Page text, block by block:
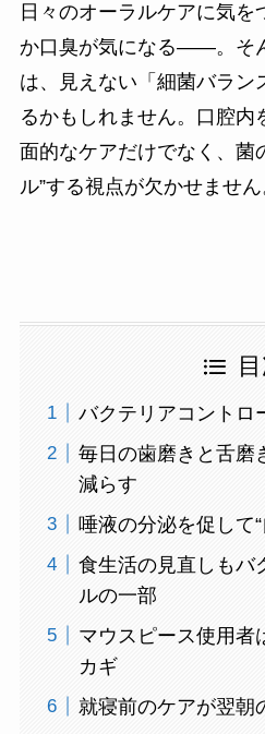
日々のオーラルケアに気
か口臭が気になる――。そ
は、見えない「細菌バラン
るかもしれません。口腔内
面的なケアだけでなく、菌
ル”する視点が欠かせません
バクテリアコントロ
毎日の歯磨きと舌磨
減らす
唾液の分泌を促して
食生活の見直しもバ
ルの一部
マウスピース使用者
カギ
就寝前のケアが翌朝